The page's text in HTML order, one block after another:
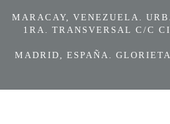
MARACAY, VENEZUELA.
1RA. TRANSVERSAL C/C
MADRID, ESPAÑA.